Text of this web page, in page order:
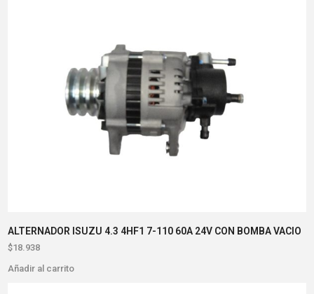
ALTERNADOR ISUZU 4.3 4HF1 7-110 60A 24V CON BOMBA VACIO
$18.938
Añadir al carrito